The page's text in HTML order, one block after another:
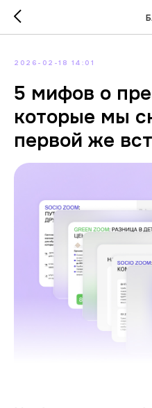
2026-02-18 14:01
5 мифов о
которые мы
первой же